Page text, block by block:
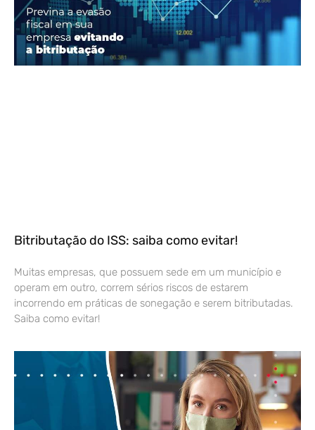
Bitributação do ISS: saiba como evitar!
Muitas empresas, que possuem sede em um município e
operam em outro, correm sérios riscos de estarem
incorrendo em práticas de sonegação e serem bitributadas.
Saiba como evitar!